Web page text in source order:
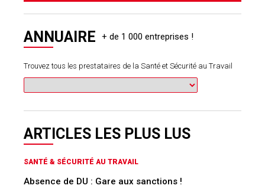
ANNUAIRE
Trouvez tous les prestataires de la Santé et Sécurité au Travail
ARTICLES LES PLUS LUS
SANTÉ & SÉCURITÉ AU TRAVAIL
Absence de DU : Gare aux sanctions !